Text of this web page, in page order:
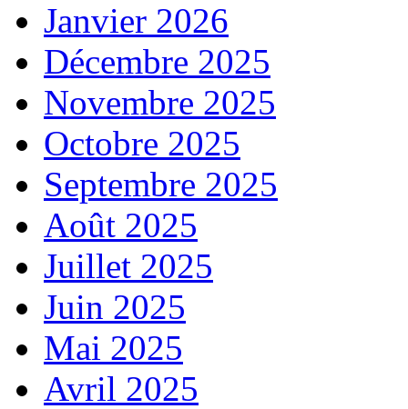
Janvier 2026
Décembre 2025
Novembre 2025
Octobre 2025
Septembre 2025
Août 2025
Juillet 2025
Juin 2025
Mai 2025
Avril 2025